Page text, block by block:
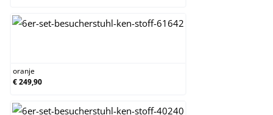
oranje
€ 249,90